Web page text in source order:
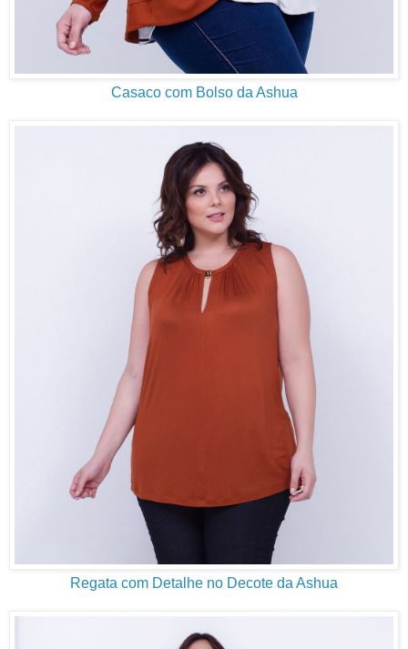
Casaco com Bolso da Ashua
Regata com Detalhe no Decote da Ashua